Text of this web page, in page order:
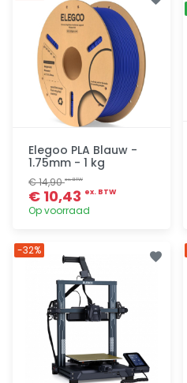
Elegoo PLA Blauw -
1.75mm - 1 kg
€ 14,90ex. BTW
€ 10,43 ex. BTW
Op voorraad
-32%